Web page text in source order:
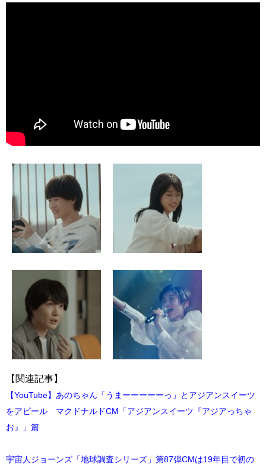
【関連記事】
【YouTube】あのちゃん「うまーーーーーっ」とアジアンスイーツ
をアピール マクドナルドCM「アジアンスイーツ『アジアっちゃ
お』」篇
宇宙人ジョーンズ「地球調査シリーズ」第87弾CMは19年目で初の